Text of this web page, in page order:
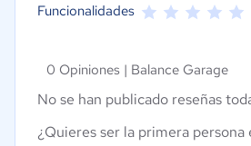
Funcionalidades
0 Opiniones | Balance Garage
No se han publicado reseñas
¿Quieres ser la primera persona